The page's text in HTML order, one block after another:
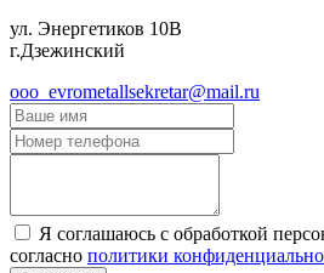
ул. Энергетиков 10В
г.Дзежинский
ooo_evrometallsekretar@mail.ru
Я соглашаюсь с обработкой
согласно политики